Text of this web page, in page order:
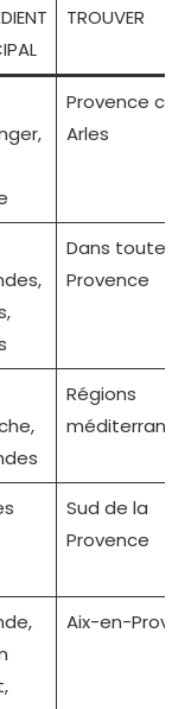
TROUVER
Provence
Arles
Dans toute la
Provence
Régions
Sud de la
Provence
Aix-en-